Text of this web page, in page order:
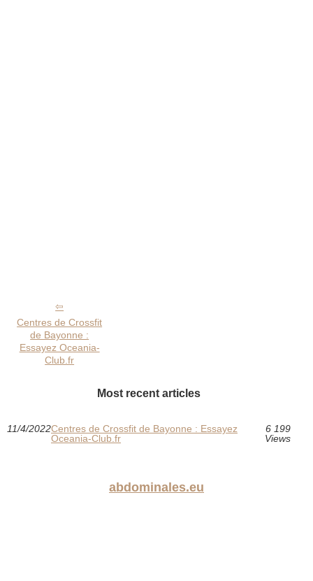
Centres de Crossfit
de Bayonne :
Essayez Oceania-
Club.fr
Most recent articles
11/4/2022Centres de Crossfit de Bayonne : Essayez
Oceania-Club.fr
6 199
Views
abdominales.eu